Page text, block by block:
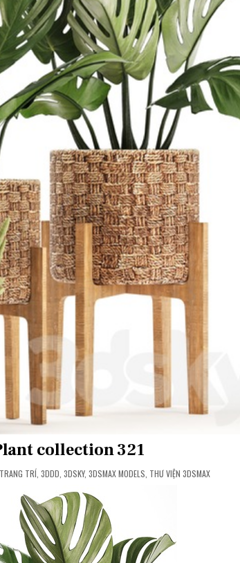
collection 321
TRÍ ,3DDD ,3DSKY,3DSMAX MODELS THƯ VIỆN 3DSMAX